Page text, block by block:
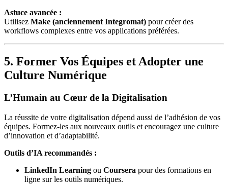
Astuce avancée :
Utilisez Make (anciennement Integromat) pour créer des
workflows complexes entre vos applications préférées.
5. Former Vos Équipes et Adopter une
Culture Numérique
L’Humain au Cœur de la Digitalisation
La réussite de votre digitalisation dépend aussi de l’adhésion de vos
équipes. Formez-les aux nouveaux outils et encouragez une culture
d’innovation et d’adaptabilité.
Outils d’IA recommandés :
LinkedIn Learning ou Coursera pour des formations en
ligne sur les outils numériques.